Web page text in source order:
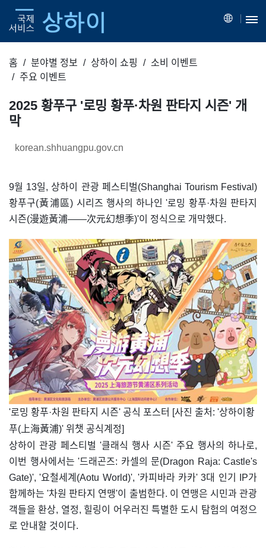
홈 분야별 정보 상하이 쇼핑
소비 이벤트
주요 이벤트
2025 황푸구 '로밍 황푸·차원 판타지 시즌' 개
막
korean.shhuangpu.gov.cn
9월 13일, 상하이 관광 페스티벌(Shanghai Tourism Festival)
황푸구(黃浦區) 시리즈 행사의 하나인 '로밍 황푸·차원 판타지
시즌(漫遊黃浦——次元幻想季)'이 정식으로 개막했다.
​'로밍 황푸·차원 판타지 시즌' 공식 포스터 [사진 출처: '상하이황
푸(上海黃浦)' 위챗 공식계정]
상하이 관광 페스티벌 '클래식 행사 시즌' 주요 행사의 하나로,
이번 행사에서는 '드래곤즈: 카셀의 문(Dragon Raja: Castle's
Gate)', '요철세계(Aotu World)', '카피바라 카카' 3대 인기 IP가
함께하는 '차원 판타지 연맹'이 출범한다. 이 연맹은 시민과 관광
객들을 환상, 열정, 힐링이 어우러진 특별한 도시 탐험의 여정으
로 안내할 것이다.